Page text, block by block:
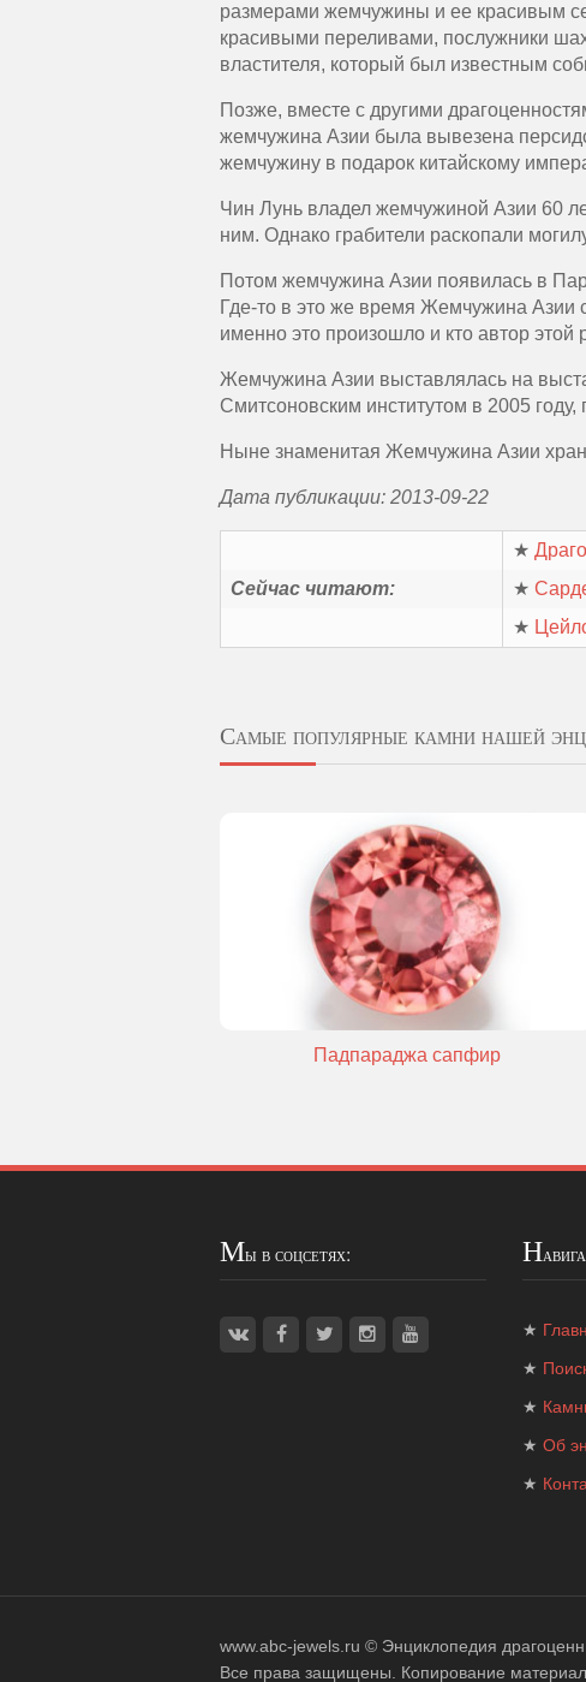
размерами жемчужины и ее красивым
красивыми переливами, послужники
властителя, который был известным
Позже, вместе с другими
жемчужина Азии была вывезена
жемчужину в подарок китайскому
Чин Лунь владел жемчужиной Азии 60
ним. Однако грабители раскопали
Потом жемчужина Азии появилась в
Где-то в это же время Жемчужина Азии
именно это произошло и кто автор этой
Жемчужина Азии выставлялась на
Смитсоновским институтом в 2005 году,
Ныне знаменитая Жемчужина Азии
Дата публикации: 2013-09-22
★
Сейчас читают:
★
★
Самые популярные камни нашей
Падпараджа сапфир
Мы в соцсетях: Н
★
★
★
★ Об
★
www.abc-jewels.ru © Энциклопедия
Все права защищены. Копирование